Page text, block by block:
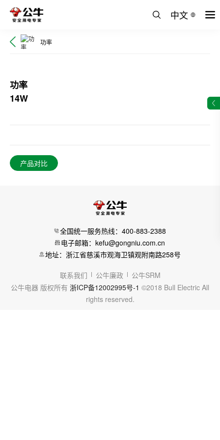
中文
功率
功率
14W
产品对比
全国统一服务热线：400-883-2388
电子邮箱：kefu@gongniu.com.cn
地址：浙江省慈溪市观海卫镇观附南路258号
联系我们 公牛廉政
公牛SRM
公牛电器 版权所有 浙ICP备12002995号-1 ©2018 Bull Electric All
rights reserved.